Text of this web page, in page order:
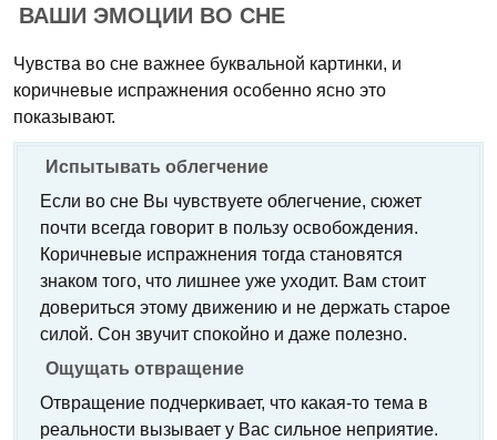
ВАШИ ЭМОЦИИ ВО СНЕ
Чувства во сне важнее буквальной картинки, и
коричневые испражнения особенно ясно это
показывают.
Испытывать облегчение
Если во сне Вы чувствуете облегчение, сюжет
почти всегда говорит в пользу освобождения.
Коричневые испражнения тогда становятся
знаком того, что лишнее уже уходит. Вам стоит
довериться этому движению и не держать старое
силой. Сон звучит спокойно и даже полезно.
Ощущать отвращение
Отвращение подчеркивает, что какая-то тема в
реальности вызывает у Вас сильное неприятие.